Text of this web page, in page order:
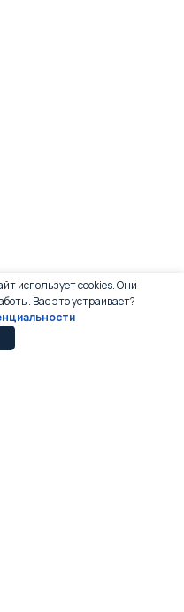
использует cookies. Они
Вас это устраивает?